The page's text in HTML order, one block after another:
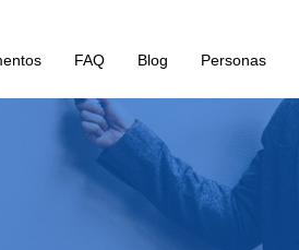
FAQ Blog Personas